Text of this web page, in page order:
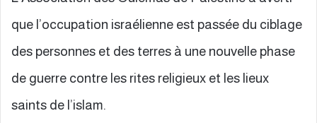
que l’occupation israélienne est passée du ciblage
des personnes et des terres à une nouvelle phase
de guerre contre les rites religieux et les lieux
saints de l’islam.